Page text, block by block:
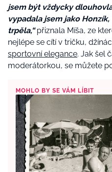
jsem být vždycky
vypadala jsem jako
trpěla,“přiznala Míša, ze
nejlépe se cítí v tričku,
sportovní elegance. Jak šel
moderátorkou, se můžete
MOHLO BY SE VÁM LÍBIT